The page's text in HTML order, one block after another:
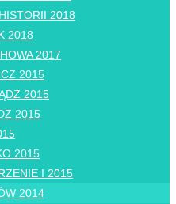
2018
2018
2017
2015
2015
2015
2015
I 2015
2014